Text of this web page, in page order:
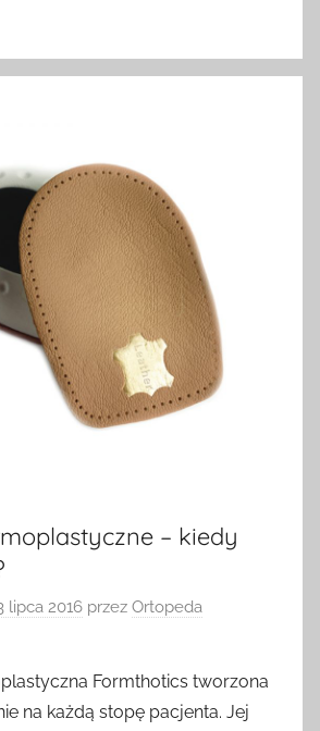
– kiedy
lipca 2016 przez Ortopeda
Formthotics tworzona
na każdą stopę pacjenta. Jej